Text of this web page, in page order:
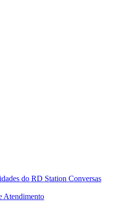
do RD Station Conversas
Atendimento